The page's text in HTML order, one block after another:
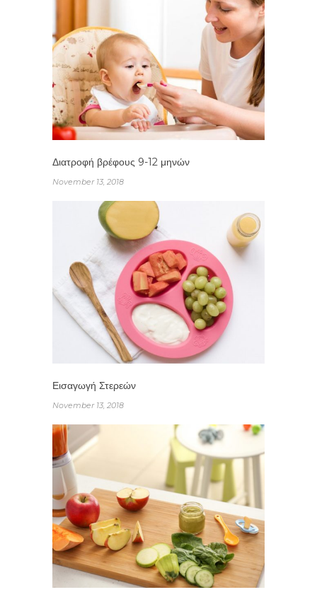
Διατροφή βρέφους 9-12 μηνών
November 13, 2018
Εισαγωγή Στερεών
November 13, 2018